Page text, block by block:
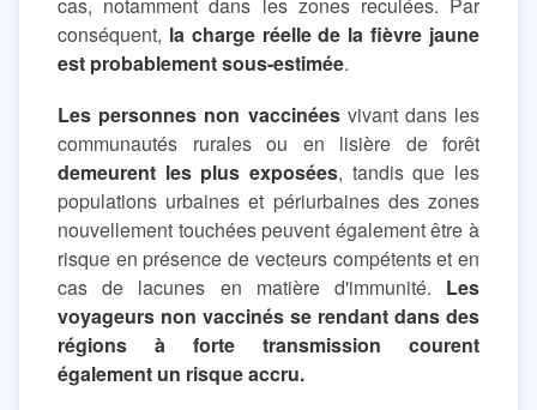
conséquent, la charge réelle de la fièvre jaune
est probablement sous-estimée.
Les personnes non vaccinéesvivant dans les
communautés rurales ou en lisière de forêt
demeurent les plus exposées, tandis que les
populations urbaines et périurbaines des zones
nouvellement touchées peuvent également être à
risque en présence de vecteurs compétents et en
cas de lacunes en matière d'immunité. Les
voyageurs non vaccinés se rendant dans des
régions à forte transmission courent
également un risque accru.